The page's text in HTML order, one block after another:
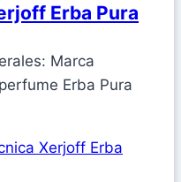
Erba Pura
Marca
Erba Pura
Xerjoff Erba